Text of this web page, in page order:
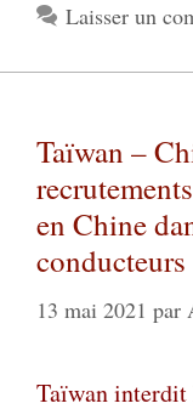
Laisser un
Taïwan –
en Chine
conducteurs
13 mai 2021 par
Taïwan interdit